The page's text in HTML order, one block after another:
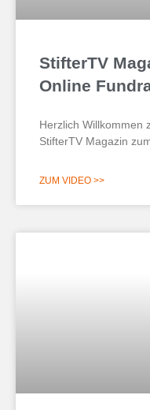
StifterTV
Online
Herzlich Willkommen
StifterTV Magazin
ZUM VIDEO >>